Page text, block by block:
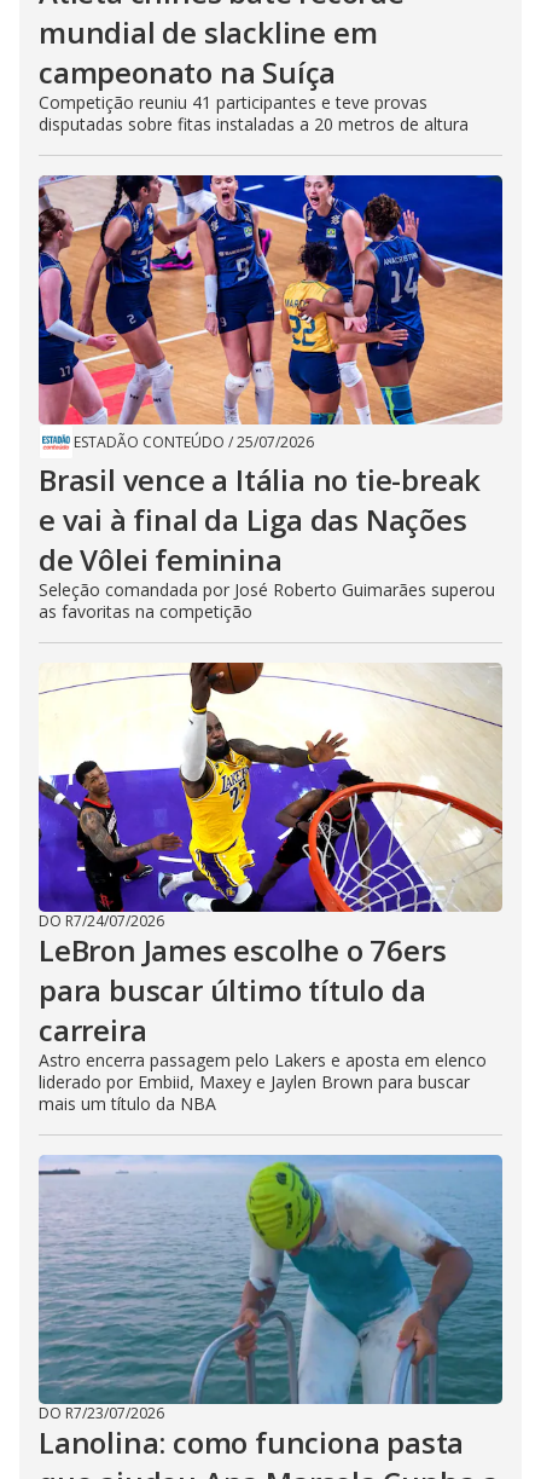
mundial de slackline em
campeonato na Suíça
Competição reuniu 41 participantes e teve provas
disputadas sobre fitas instaladas a 20 metros de altura
ESTADÃO CONTEÚDO /25/07/2026
Brasil vence a Itália no tie-break
e vai à final da Liga das Nações
de Vôlei feminina
Seleção comandada por José Roberto Guimarães superou
as favoritas na competição
DO R7/24/07/2026
LeBron James escolhe o 76ers
para buscar último título da
carreira
Astro encerra passagem pelo Lakers e aposta em elenco
liderado por Embiid, Maxey e Jaylen Brown para buscar
mais um título da NBA
DO R7/23/07/2026
Lanolina: como funciona pasta